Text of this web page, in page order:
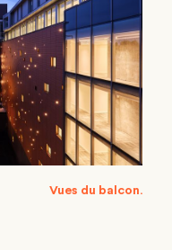
Vues du balcon.